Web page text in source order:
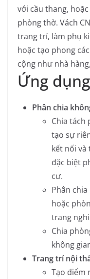
với cầu thang,
phòng thờ. Vách
trang trí, làm phụ
hoặc tạo phong
cộng như nhà
Ứng
Phân chia
Chia tách
tạo sự
kết nối và
đặc biệt
cư.
Phân
hoặc
trang
Chia
không
Trang trí nội
Tạo điểm